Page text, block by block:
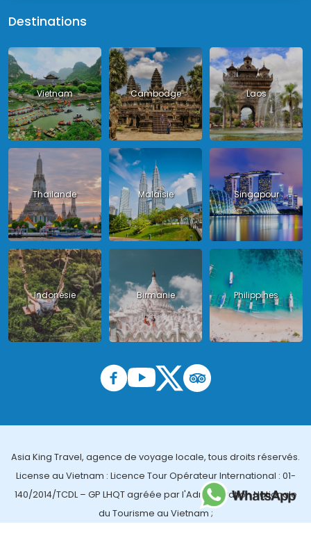
Destinations
Vietnam Cambodge Laos
Thailande Malaisie Singapour
Indonésie Birmanie Philippines
Asia King Travel, agence de voyage locale, tous droits réservés.
License au Vietnam : Licence Tour Opérateur International : 01-
140/2014/TCDL – GP LHQT agréée par l'Administration Nationale
du Tourisme au Vietnam ;